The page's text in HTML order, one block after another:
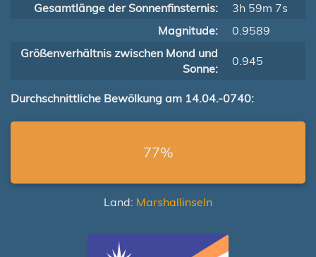
Gesamtlänge der Sonnenfinsternis:
3h 59m 7s
Magnitude:
0.9589
Größenverhältnis zwischen Mond und
Sonne:
0.945
Durchschnittliche Bewölkung am 14.04.-0740:
77%
Land: Marshallinseln